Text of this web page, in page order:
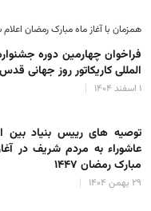
همزمان با آغاز ماه مبارک رمضان
فراخوان چهارمین دوره
المللی کاریکاتور روز جهانی قدس
۱ اسفند ۱۴۰۴
توصیه های رییس بنیاد بین
عاشوراء به مردم شریف در
مبارک رمضان ۱۴۴۷
۲۹ بهمن ۱۴۰۴